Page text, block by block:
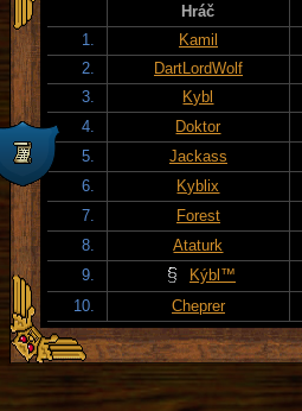
Hráč
1.
Kamil
2.
DartLordWolf
3.
Kybl
4.
Doktor
5.
Jackass
6.
Kyblix
7.
Forest
8.
Ataturk
9.
Kýbl™
10.
Cheprer